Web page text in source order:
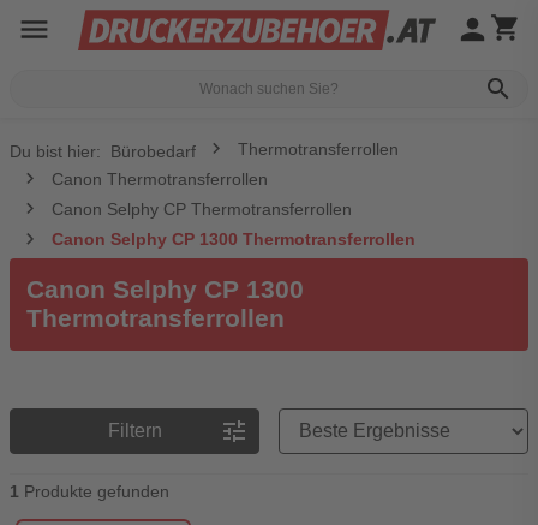
menu
search
person shopping_cart
Du bist hier: Bürobedarf
Thermotransferrollen
Canon Thermotransferrollen
Canon Selphy CP Thermotransferrollen
Canon Selphy CP 1300 Thermotransferrollen
Canon Selphy CP 1300
Thermotransferrollen
Filtern tune
Preisreihenfolge
1 Produkte gefunden